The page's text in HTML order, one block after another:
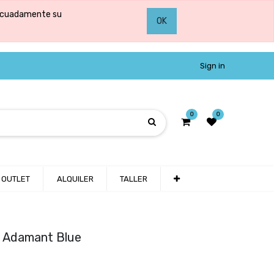
su
OK
Sign in
0 0
OUTLET ALQUILER TALLER
Adamant Blue